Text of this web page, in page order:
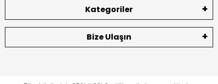
Kategoriler
Bize Ulaşın